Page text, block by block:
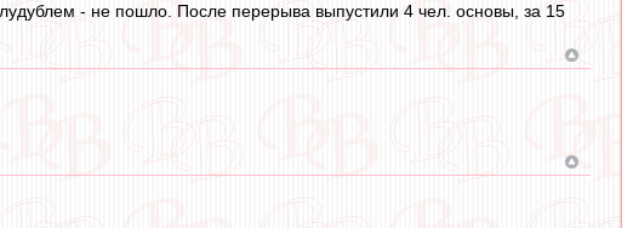
- не пошло. После перерыва выпустили 4 чел. основы, за 15